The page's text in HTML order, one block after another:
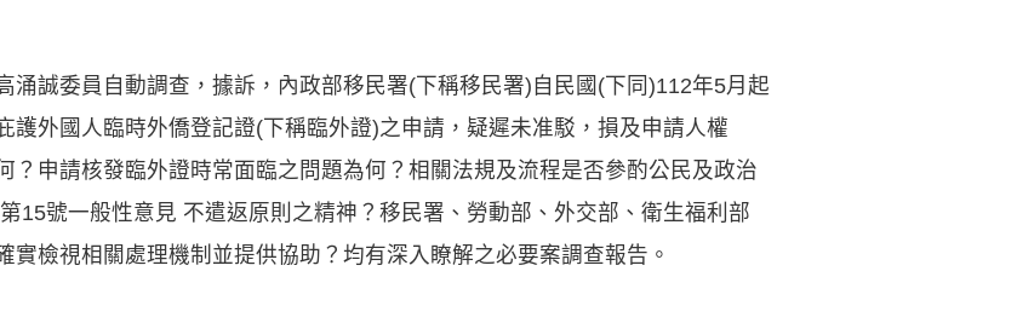
涌誠委員自動調查，據訴，內政部移民署(下稱移民署)自民國(下同)112年5月起
護外國人臨時外僑登記證(下稱臨外證)之申請，疑遲未准駁，損及申請人權
？申請核發臨外證時常面臨之問題為何？相關法規及流程是否參酌公民及政治
15號一般性意見 不遣返原則之精神？移民署、勞動部、外交部、衛生福利部
實檢視相關處理機制並提供協助？均有深入瞭解之必要案調查報告。